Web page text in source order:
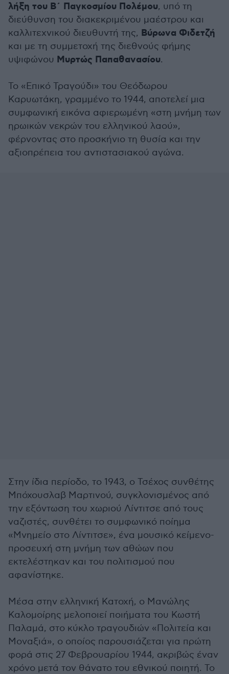
λήξη του Β΄ Παγκοσμίου Πολέμου, υπό τη
διεύθυνση του διακεκριμένου μαέστρου και
καλλιτεχνικού διευθυντή της, Βύρωνα Φιδετζή
και με τη συμμετοχή της διεθνούς φήμης
υψιφώνου Μυρτώς Παπαθανασίου.
Το «Επικό Τραγούδι» του Θεόδωρου
Καρυωτάκη, γραμμένο το 1944, αποτελεί μια
συμφωνική εικόνα αφιερωμένη «στη μνήμη των
ηρωικών νεκρών του ελληνικού λαού»,
φέρνοντας στο προσκήνιο τη θυσία και την
αξιοπρέπεια του αντιστασιακού αγώνα.
Στην ίδια περίοδο, το 1943, ο Τσέχος συνθέτης
Μπόχουσλαβ Μαρτινού, συγκλονισμένος από
την εξόντωση του χωριού Λίντιτσε από τους
ναζιστές, συνθέτει το συμφωνικό ποίημα
«Μνημείο στο Λίντιτσε», ένα μουσικό κείμενο-
προσευχή στη μνήμη των αθώων που
εκτελέστηκαν και του πολιτισμού που
αφανίστηκε.
Μέσα στην ελληνική Κατοχή, ο Μανώλης
Καλομοίρης μελοποιεί ποιήματα του Κωστή
Παλαμά, στο κύκλο τραγουδιών «Πολιτεία και
Μοναξιά», ο οποίος παρουσιάζεται για πρώτη
φορά στις 27 Φεβρουαρίου 1944, ακριβώς έναν
χρόνο μετά τον θάνατο του εθνικού ποιητή. Το